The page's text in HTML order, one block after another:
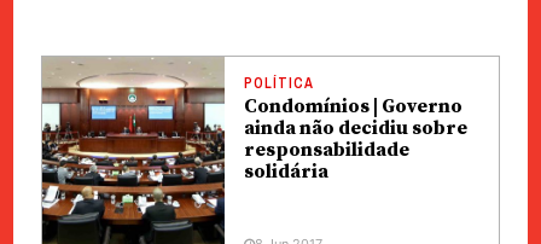
POLÍTICA
Condomínios | Governo
ainda não decidiu sobre
responsabilidade
solidária